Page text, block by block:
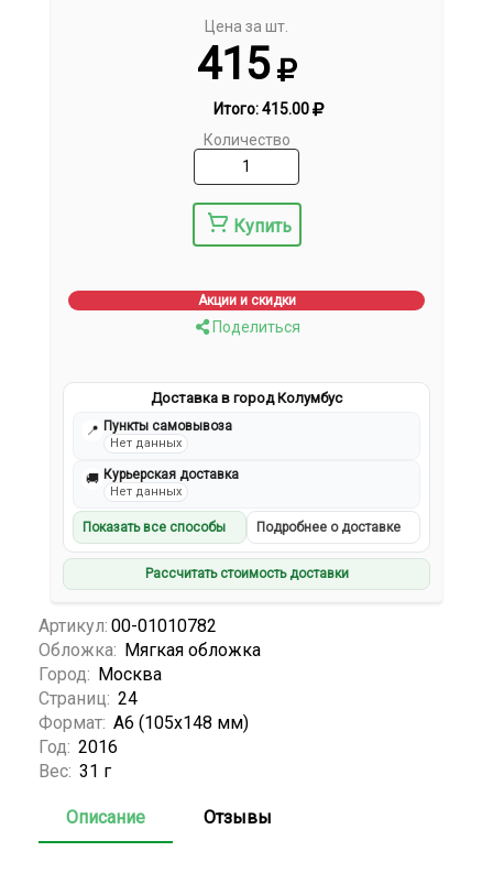
Цена за шт.
415
Итого:415.00
Количество
Купить
Акции и скидки
Поделиться
Доставка в город Колумбус
📍 Пункты самовывоза
Нет данных
🚚 Курьерская доставка
Нет данных
Показать все способы Подробнее о доставке
Рассчитать стоимость доставки
Артикул: 00-01010782
Обложка: Мягкая обложка
Город: Москва
Страниц: 24
Формат: А6 (105x148 мм)
Год: 2016
Вес: 31 г
Описание Отзывы